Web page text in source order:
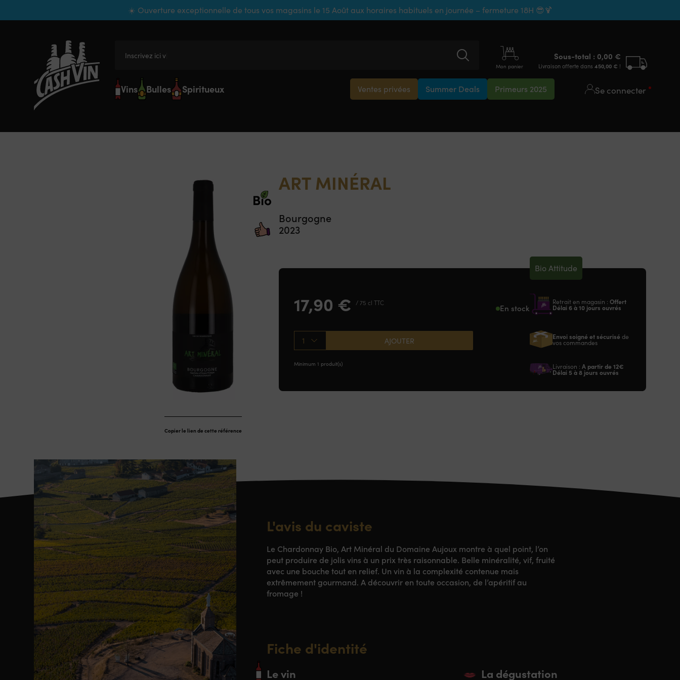
☀️ Ouverture exceptionnelle de tous vos magasins le 15 Août aux horaires habituels en journée – fermeture 18H 😎🍹
Inscrivez ici votre
Mon panier
Sous-total : 0,00 €
Livraison offerte dans 450,00 € !
Vins Bulles Spiritueux Ventes privées Summer Deals Primeurs 2025 Se connecter
Copier le lien de cette référence
ART MINÉRAL
Bourgogne
2023
17,90 € / 75 cl TTC En stock
1 AJOUTER
Minimum 1 produit(s)
Bio Attitude
Retrait en magasin : Offert
Délai 6 à 10 jours ouvrés
Envoi soigné et sécurisé de
vos commandes
Livraison : A partir de 12€
Délai 5 à 8 jours ouvrés
L'avis du caviste
Le Chardonnay Bio, Art Minéral du Domaine Aujoux montre à quel point, l’on
peut produire de jolis vins à un prix très raisonnable. Belle minéralité, vif, fruité
avec une bouche tout en relief. Un vin à la complexité contenue mais
extrêmement gourmand. A découvrir en toute occasion, de l’apéritif au
fromage !
Fiche d'identité
Le vin La dégustation